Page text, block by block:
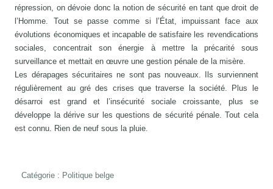
répression, on dévoie donc la notion de sécurité en tant que droit de
l’Homme. Tout se passe comme si l’État, impuissant face aux
évolutions économiques et incapable de satisfaire les revendications
sociales, concentrait son énergie à mettre la précarité sous
surveillance et mettait en œuvre une gestion pénale de la misère.
Les dérapages sécuritaires ne sont pas nouveaux. Ils surviennent
régulièrement au gré des crises que traverse la société. Plus le
désarroi est grand et l’insécurité sociale croissante, plus se
développe la dérive sur les questions de sécurité pénale. Tout cela
est connu. Rien de neuf sous la pluie.
Catégorie : Politique belge